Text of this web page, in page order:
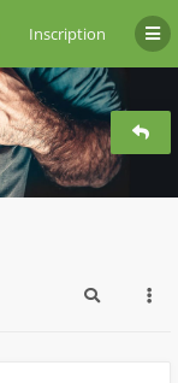
Inscription